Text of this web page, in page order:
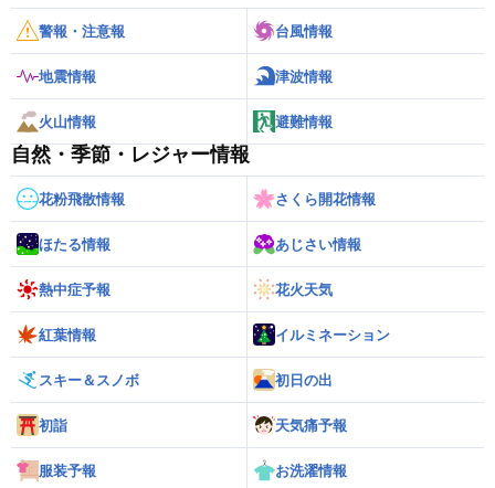
警報・注意報 台風情報
地震情報 津波情報
火山情報 避難情報
自然・季節・レジャー情報
花粉飛散情報 さくら開花情報
ほたる情報 あじさい情報
熱中症予報 花火天気
紅葉情報 イルミネーション
スキー＆スノボ 初日の出
初詣 天気痛予報
服装予報 お洗濯情報